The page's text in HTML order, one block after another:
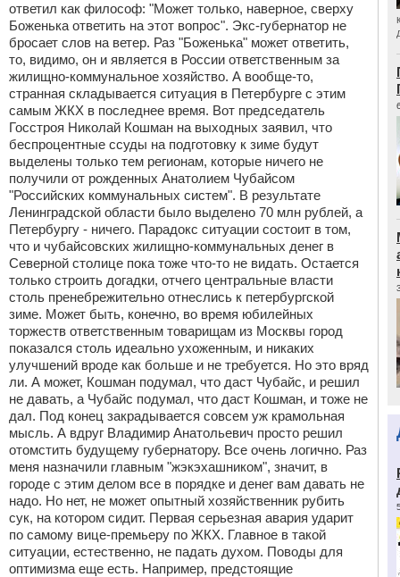
ответил как философ: "Может только, наверное, сверху
Боженька ответить на этот вопрос". Экс-губернатор не
бросает слов на ветер. Раз "Боженька" может ответить,
то, видимо, он и является в России ответственным за
жилищно-коммунальное хозяйство. А вообще-то,
странная складывается ситуация в Петербурге с этим
самым ЖКХ в последнее время. Вот председатель
Госстроя Николай Кошман на выходных заявил, что
беспроцентные ссуды на подготовку к зиме будут
выделены только тем регионам, которые ничего не
получили от рожденных Анатолием Чубайсом
"Российских коммунальных систем". В результате
Ленинградской области было выделено 70 млн рублей, а
Петербургу - ничего. Парадокс ситуации состоит в том,
что и чубайсовских жилищно-коммунальных денег в
Северной столице пока тоже что-то не видать. Остается
только строить догадки, отчего центральные власти
столь пренебрежительно отнеслись к петербургской
зиме. Может быть, конечно, во время юбилейных
торжеств ответственным товарищам из Москвы город
показался столь идеально ухоженным, и никаких
улучшений вроде как больше и не требуется. Но это вряд
ли. А может, Кошман подумал, что даст Чубайс, и решил
не давать, а Чубайс подумал, что даст Кошман, и тоже не
дал. Под конец закрадывается совсем уж крамольная
мысль. А вдруг Владимир Анатольевич просто решил
отомстить будущему губернатору. Все очень логично. Раз
меня назначили главным "жэкэхашником", значит, в
городе с этим делом все в порядке и денег вам давать не
надо. Но нет, не может опытный хозяйственник рубить
сук, на котором сидит. Первая серьезная авария ударит
по самому вице-премьеру по ЖКХ. Главное в такой
ситуации, естественно, не падать духом. Поводы для
оптимизма еще есть. Например, предстоящие